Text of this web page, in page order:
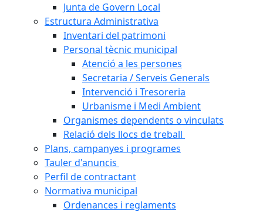
Junta de Govern Local
Estructura Administrativa
Inventari del patrimoni
Personal tècnic municipal
Atenció a les persones
Secretaria / Serveis Generals
Intervenció i Tresoreria
Urbanisme i Medi Ambient
Organismes dependents o vinculats
Relació dels llocs de treball
Plans, campanyes i programes
Tauler d'anuncis
Perfil de contractant
Normativa municipal
Ordenances i reglaments